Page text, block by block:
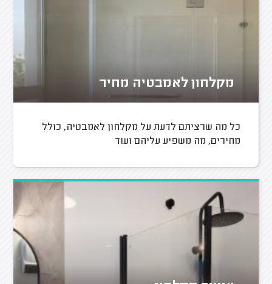
מקלחון לאמבטיה מחיר
כל מה שרציתם לדעת על מקלחון לאמבטיה, כולל
מחירים, מה משפיע עליהם ועוד